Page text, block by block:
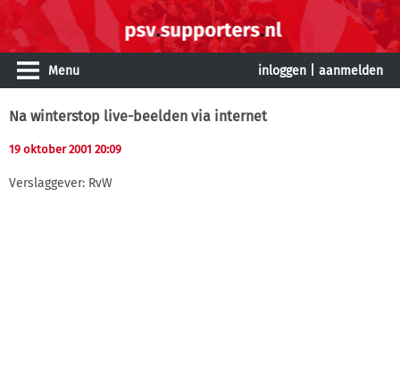
Menu inloggen aanmelden
Na winterstop live-beelden via internet
19 oktober 2001 20:09
Verslaggever: RvW